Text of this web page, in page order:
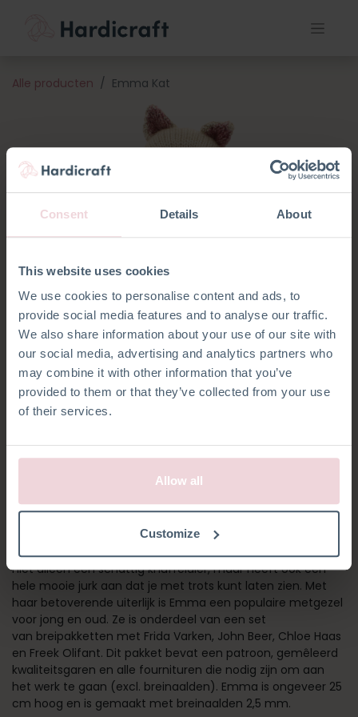
Consent Details About
This website uses cookies
We use cookies to personalise content and ads, to
provide social media features and to analyse our traffic.
We also share information about your use of our site with
our social media, advertising and analytics partners who
may combine it with other information that you’ve
provided to them or that they’ve collected from your use
of their services.
Allow all
Customize
Alle producten Emma Kat
EMMA KAT
Emma is een katje dat je hart meteen zal veroveren. Ze is
niet alleen een schattig knuffeldier, maar heeft ook een
hele mooie jurk aan dat je met trots kunt laten zien. Met
haar betoverende uiterlijk is Emma een populaire metgezel
voor jong en oud. Ze is onderdeel van een set
van breipakketten met Frida Varken, John Beer, Chloe Haas
en Freek Olifant. Dit pakket bevat een patroon, gemêleerd
kwaliteitsgaren en alle fournituren die nodig zijn om aan
het werk te gaan (excl. breinaalden). Emma is ongeveer 25
cm hoog en is gemaakt met breinaalden 2,5 mm.